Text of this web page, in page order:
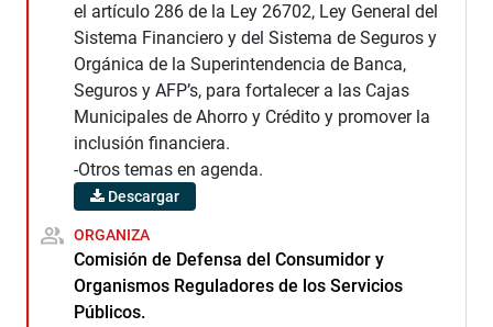
el artículo 286 de la Ley 26702, Ley General del
Sistema Financiero y del Sistema de Seguros y
Orgánica de la Superintendencia de Banca,
Seguros y AFP’s, para fortalecer a las Cajas
Municipales de Ahorro y Crédito y promover la
inclusión financiera.
-Otros temas en agenda.
Descargar
ORGANIZA
Comisión de Defensa del Consumidor y
Organismos Reguladores de los Servicios
Públicos.